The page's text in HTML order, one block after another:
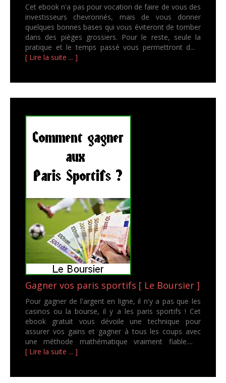
Cet ebook n'a pas pour vocation de faire de vous des
investisseurs chevronnés, mais de vous donner
quelques bonnes bases qui vous éviteront de tomber
dans des pièges grossiers. Pour le reste, seule la
pratique et le temps passé vous permettront d...
[ Lire la suite ... ]
Gagner vos paris sportifs [ Le Boursier ]
Pour gagner de l'argent en ligne, il n'y a pas que les
casinos ou la bourse, il y a les paris sportifs ! Cet
ebook gratuit vous dévoile une technique pour
assurer vos gains et gagner à tous les coups avec
une méthode mathématique vraiment fiable....
[ Lire la suite ... ]